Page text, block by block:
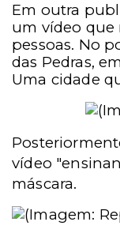
Em outra
um vídeo que
pessoas. No
das Pedras,
Uma cidade
vídeo
máscara.